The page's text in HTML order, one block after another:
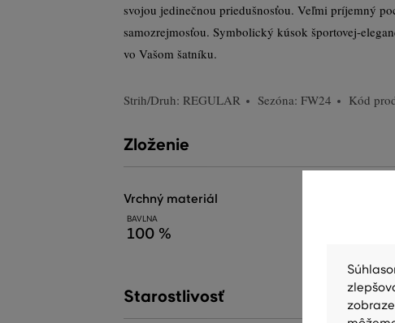
svojou jedinečnou priedušnosťou. Veľmi príjemný
samozrejmosťou. Symbolický kúsok športovej-
vo Vašom šatníku.
Strih/Druh: REGULAR Sezóna: FW24 Kód
Zloženie
vrchný materiál
BAVLNA
100 %
Starostlivosť